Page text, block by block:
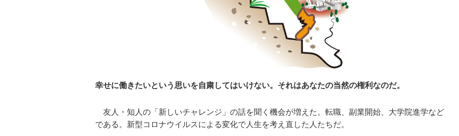
幸せに働きたいという思いを自粛してはいけない。それはあなたの当然の権利なのだ。
友人・知人の「新しいチャレンジ」の話を聞く機会が増えた。転職、副業開始、大学院進学など
である。新型コロナウイルスによる変化で人生を考え直した人たちだ。